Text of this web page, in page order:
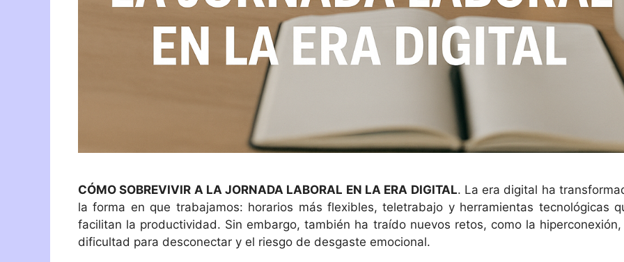
CÓMO SOBREVIVIR A LA JORNADA LABORAL EN LA ERA DIGITAL. La era digital ha
la forma en que trabajamos: horarios más flexibles, teletrabajo y herramientas tecnológicas
facilitan la productividad. Sin embargo, también ha traído nuevos retos, como la hiperconexión,
dificultad para desconectar y el riesgo de desgaste emocional.